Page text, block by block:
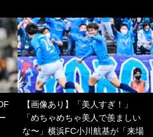
【画像あり】「美人すぎ！」
「めちゃめちゃ美人で羨ましい
な〜」横浜FC小川航基が「来場